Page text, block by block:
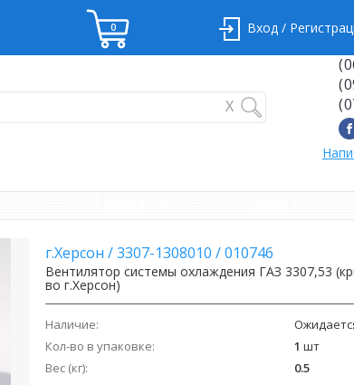
Вход /
X
г.Херсон /3307-1308010 /010746
Вентилятор системы охлаждения ГАЗ 3307,53
во г.Херсон)
Наличие:
Кол-во в упаковке:
1 шт
Вес (кг):
0.5